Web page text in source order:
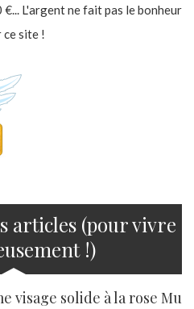
L'argent ne fait pas le bonheur
ce site !
articles (pour vivre
!)
visage solide à la rose Mu